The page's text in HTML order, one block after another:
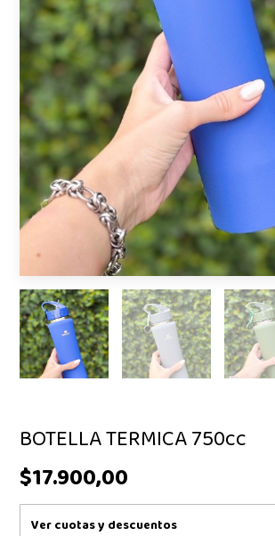
BOTELLA TERMICA 750cc
$17.900,00
Ver cuotas y descuentos